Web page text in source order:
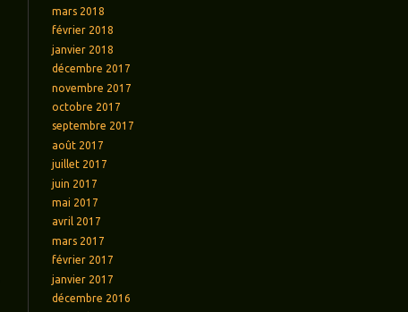
mars 2018
février 2018
janvier 2018
décembre 2017
novembre 2017
octobre 2017
septembre 2017
août 2017
juillet 2017
juin 2017
mai 2017
avril 2017
mars 2017
février 2017
janvier 2017
décembre 2016